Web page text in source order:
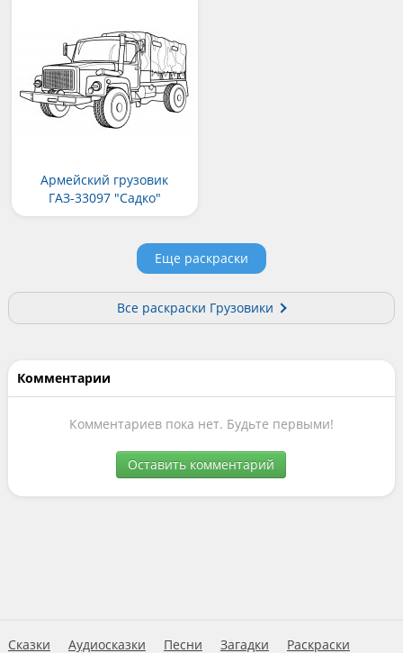
Армейский грузовик
ГАЗ-33097 "Садко"
Еще раскраски
Все раскраски Грузовики
Комментарии
Комментариев пока нет. Будьте первыми!
Оставить комментарий
Сказки Аудиосказки Песни Загадки Раскраски